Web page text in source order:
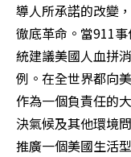
導人所承諾的改變
徹底革命。當911
統建議美國人血拼
例。在全世界都向
作為一個負責任的
決氣候及其他環境
推廣一個美國生活